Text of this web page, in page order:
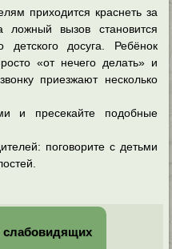
приходится краснеть за
ложный вызов становится
детского досуга. Ребёнок
«от нечего делать» и
приезжают несколько
и пресекайте подобные
поговорите с детьми
слабовидящих